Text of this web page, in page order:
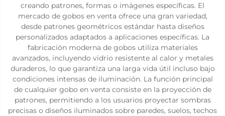
creando patrones, formas o imágenes específicas. El
mercado de gobos en venta ofrece una gran variedad,
desde patrones geométricos estándar hasta diseños
personalizados adaptados a aplicaciones específicas. La
fabricación moderna de gobos utiliza materiales
avanzados, incluyendo vidrio resistente al calor y metales
duraderos, lo que garantiza una larga vida útil incluso bajo
condiciones intensas de iluminación. La función principal
de cualquier gobo en venta consiste en la proyección de
patrones, permitiendo a los usuarios proyectar sombras
precisas o diseños iluminados sobre paredes, suelos, techos